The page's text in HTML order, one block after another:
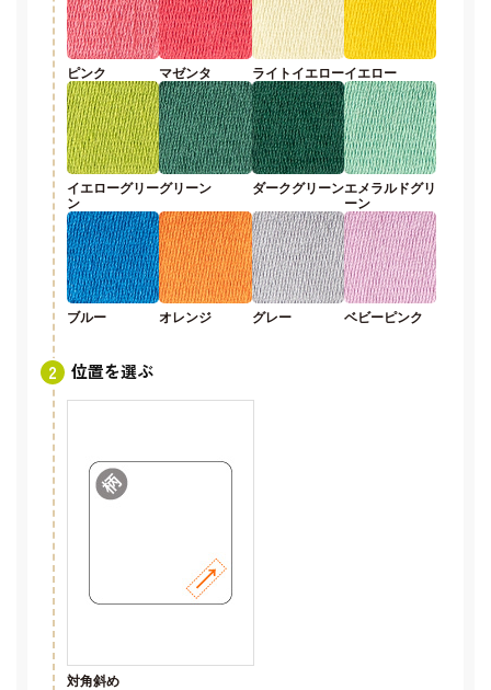
ピンク マゼンタ ライトイエローイエロー
イエローグリー
ン
グリーン ダークグリーンエメラルドグリ
ーン
ブルー オレンジ グレー ベビーピンク
位置を選ぶ
対角斜め